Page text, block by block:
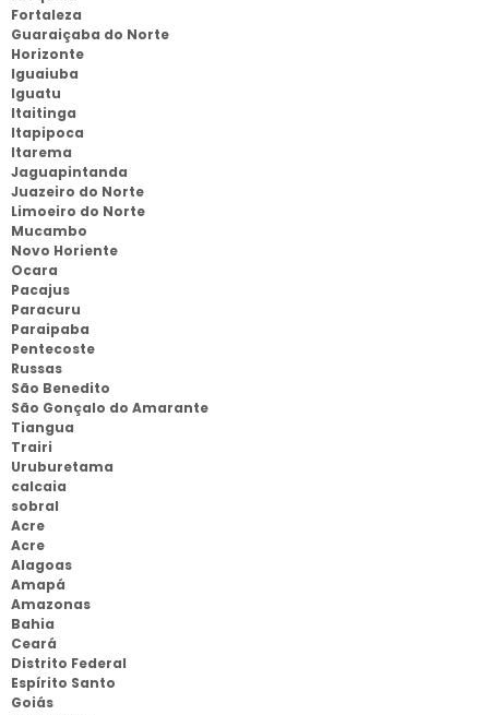
Fortaleza
Guaraiçaba do Norte
Horizonte
Iguaiuba
Iguatu
Itaitinga
Itapipoca
Itarema
Jaguapintanda
Juazeiro do Norte
Limoeiro do Norte
Mucambo
Novo Horiente
Ocara
Pacajus
Paracuru
Paraipaba
Pentecoste
Russas
São Benedito
São Gonçalo do Amarante
Tiangua
Trairi
Uruburetama
calcaia
sobral
Acre
Acre
Alagoas
Amapá
Amazonas
Bahia
Ceará
Distrito Federal
Espírito Santo
Goiás